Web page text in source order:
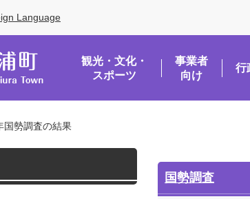
Language
観光・文化・
スポーツ
事業者
向け
行
国勢調査の結果
国勢調査